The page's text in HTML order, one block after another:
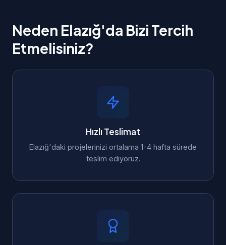
Neden Elazığ'da Bizi Tercih
Etmelisiniz?
Hızlı Teslimat
Elazığ'daki projelerinizi ortalama 1-4 hafta sürede
teslim ediyoruz.